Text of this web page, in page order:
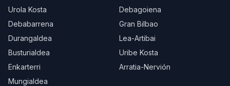
Urola Kosta
Debagoiena
Debabarrena
Gran Bilbao
Durangaldea
Lea-Artibai
Busturialdea
Uribe Kosta
Enkarterri
Arratia-Nervión
Mungialdea